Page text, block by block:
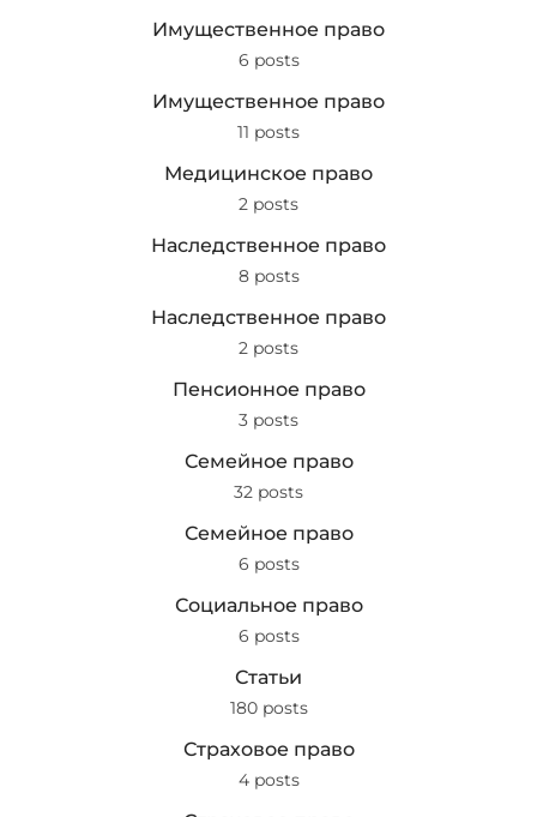
Имущественное право
6 posts
Имущественное право
11 posts
Медицинское право
2 posts
Наследственное право
8 posts
Наследственное право
2 posts
Пенсионное право
3 posts
Семейное право
32 posts
Семейное право
6 posts
Социальное право
6 posts
Статьи
180 posts
Страховое право
4 posts